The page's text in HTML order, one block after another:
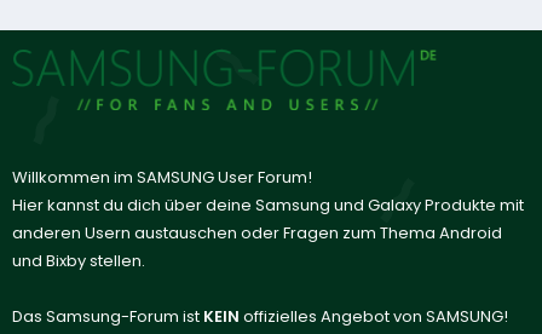
Willkommen im SAMSUNG User Forum!
Hier kannst du dich über deine Samsung und Galaxy Produkte mit
anderen Usern austauschen oder Fragen zum Thema Android
und Bixby stellen.
Das Samsung-Forum ist KEIN offizielles Angebot von SAMSUNG!